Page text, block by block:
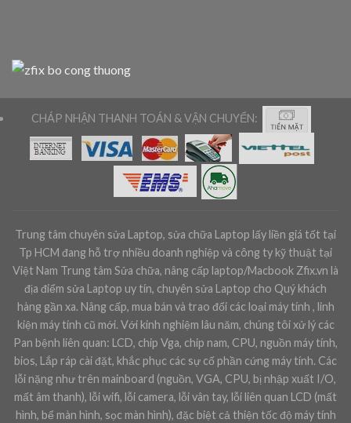
CHÁP NHẬN THANH TOÁN & VẬN CHUYỂN:
Trung tâm chuyên sửa Laptop, sửa chữa Laptop lấy liền giá tốt tại
Tp HCM đang hỗ trợ nhiều doanh nghiệp và công ty kỹ thuật tại
Việt Nam Trung tâm Sửa chữa, nâng cấp laptop/Macbook Zfix.vn là
địa điểm sửa Laptop uy tín, chuyên sửa Laptop cho Quý khách
hàng gần xa. Nâng cấp, mua bán và trao đổi các loại máy tính , linh
kiện máy tính cũ mới. Với kinh nghiệm lâu năm, chúng tôi xử lý các
Pan bệnh liên quan: LCD, chip Vga, chip nam, CPU, nguồn máy tính,
bios, Lắp ráp cài đặt, khắc phục các sự cố phần cứng máy tính. Các
lỗi nặng như trên mainboard (nguồn, VGA, CPU, bị nhập xuất I/O,
mất âm thanh), lỗi wifi, lỗi camera, lỗi vân tay, lỗi liên quan LCD (mất
hình, bể màn hình, sọc màn hình), đặc biệt cả thiện tốc độ máy tính